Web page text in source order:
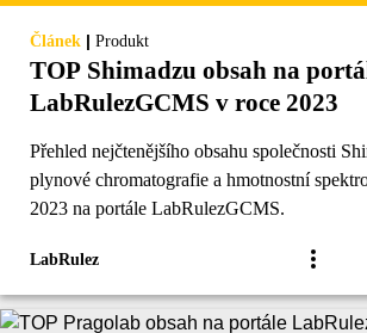
Článek | Produkt
TOP Shimadzu obsah na
LabRulezGCMS v roce 2023
Přehled nejčtenějšího obsahu společnosti
plynové chromatografie a hmotnostní
2023 na portále LabRulezGCMS.
LabRulez